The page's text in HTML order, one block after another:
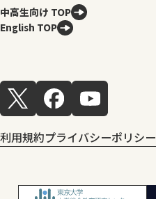
中高生向け TOP
English TOP
利用規約プライバシーポリシー